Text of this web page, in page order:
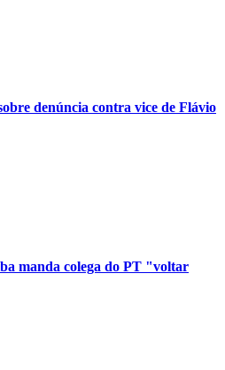
denúncia contra vice de Flávio
manda colega do PT "voltar